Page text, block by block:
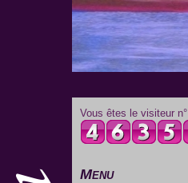
Vous êtes le visiteur n°
Menu